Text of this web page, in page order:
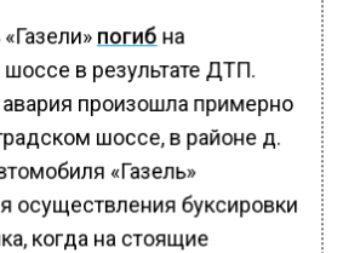
погиб на
в результате ДТП.
авария произошла примерно
шоссе, в районе д.
«Газель»
осуществления буксировки
когда на стоящие